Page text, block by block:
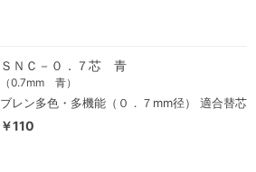
ＳＮＣ－０．７芯 青
（0.7mm 青）
ブレン多色・多機能（０．７mm径） 適合替芯
￥110